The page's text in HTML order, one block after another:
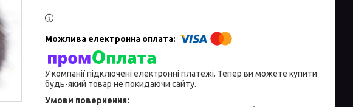
У компанії підключені електронні платежі. Тепер ви можете купити
будь-який товар не покидаючи сайту.